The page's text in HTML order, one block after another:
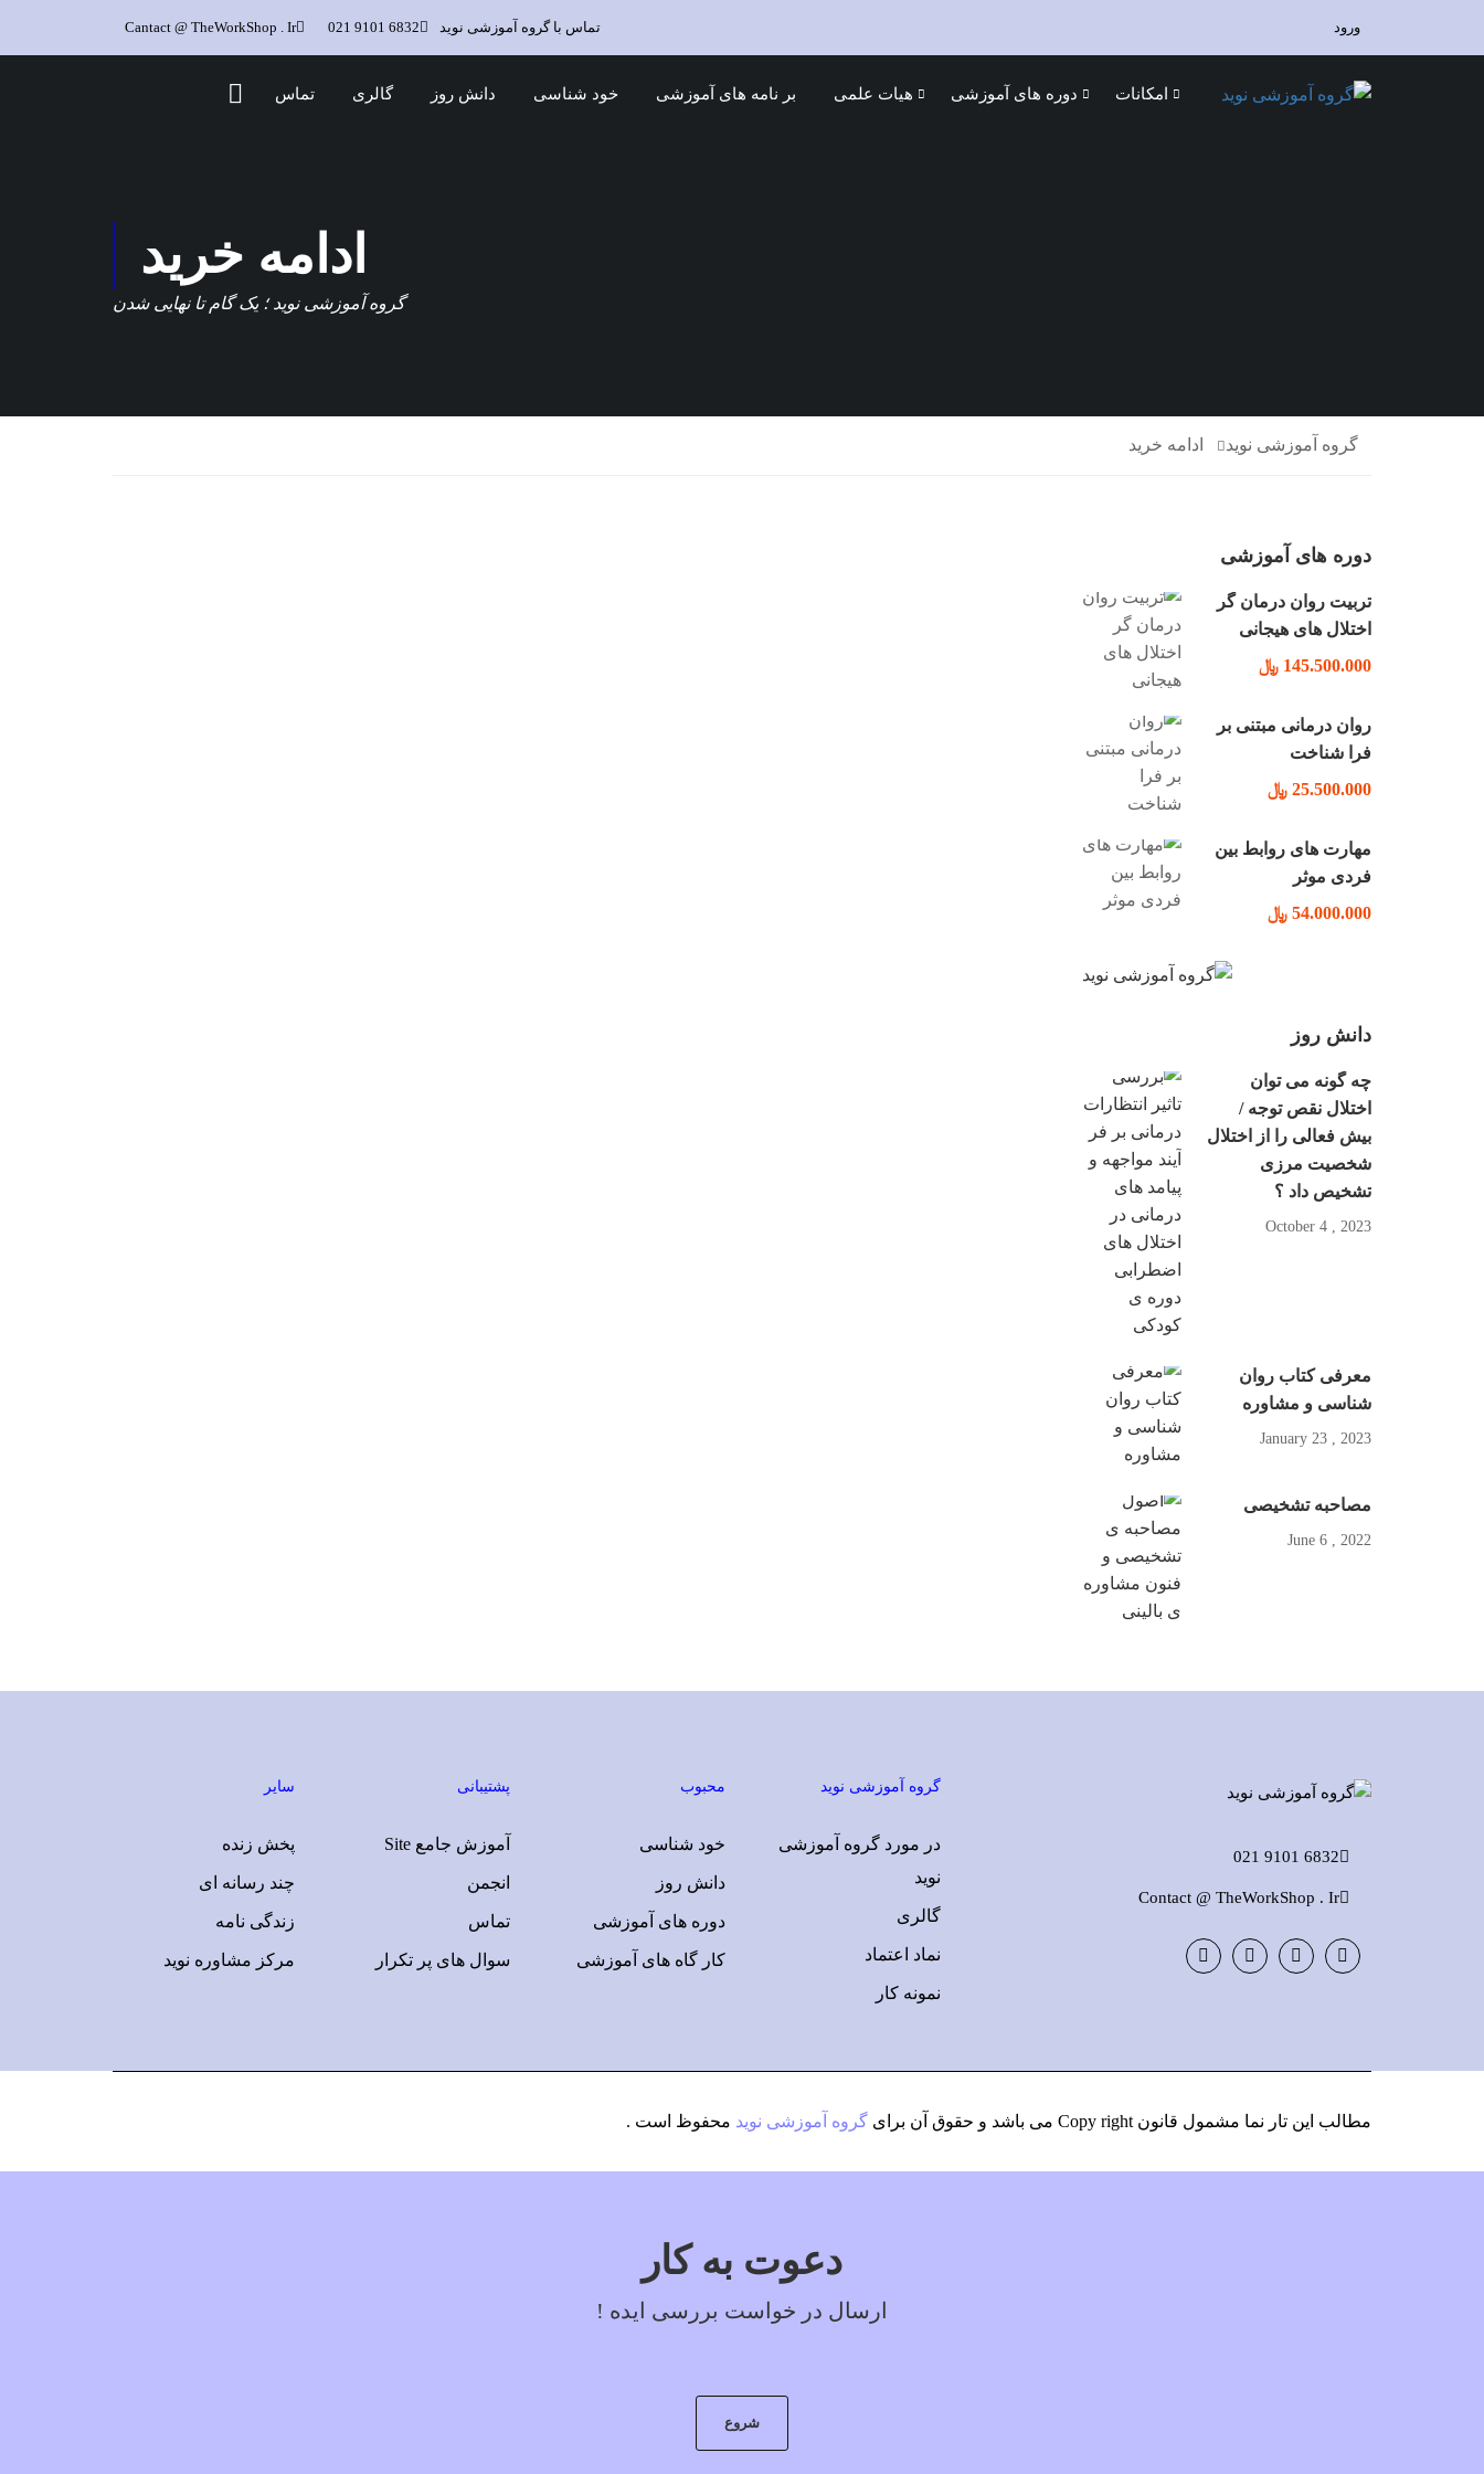
تماس با گروه آموزشی نوید 6832 9101 021
Cantact @ TheWorkShop . Ir ورود
امکانات دوره های آموزشی هیات علمی بر نامه های آموزشی خود شناسی دانش روز گالری تماس
ادامه خرید
گروه آموزشی نوید ؛ یک گام تا نهایی شدن
گروه آموزشی نوید ادامه خرید
دوره های آموزشی
تربیت روان درمان گر
اختلال های هیجانی
145.500.000 ﷼
روان درمانی مبتنی بر
فرا شناخت
25.500.000 ﷼
مهارت های روابط بین
فردی موثر
54.000.000 ﷼
دانش روز
چه گونه می توان
اختلال نقص توجه /
بیش فعالی را از اختلال
شخصیت مرزی
تشخیص داد ؟
2023 , October 4
معرفی کتاب روان
شناسی و مشاوره
2023 , January 23
مصاحبه تشخیصی
2022 , June 6
6832 9101 021
Contact @ TheWorkShop . Ir
گروه آموزشی نوید
در مورد گروه آموزشی
نوید
گالری
نماد اعتماد
نمونه کار
محبوب
خود شناسی
دانش روز
دوره های آموزشی
کار گاه های آموزشی
پشتیبانی
آموزش جامع Site
انجمن
تماس
سوال های پر تکرار
سایر
پخش زنده
چند رسانه ای
زندگی نامه
مرکز مشاوره نوید
مطالب این تار نما مشمول قانون Copy right می باشد و حقوق آن برای گروه آموزشی نوید محفوظ است .
دعوت به کار
ارسال در خواست بررسی ایده !
شروع